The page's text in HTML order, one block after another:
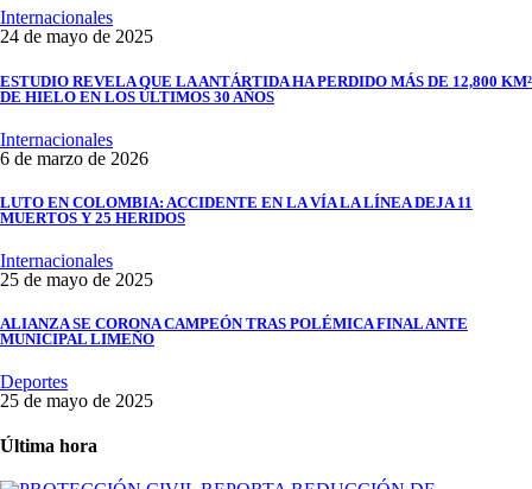
Internacionales
24 de mayo de 2025
ESTUDIO REVELA QUE LA ANTÁRTIDA HA PERDIDO MÁS DE 12,800 KM²
DE HIELO EN LOS ÚLTIMOS 30 AÑOS
Internacionales
6 de marzo de 2026
LUTO EN COLOMBIA: ACCIDENTE EN LA VÍA LA LÍNEA DEJA 11
MUERTOS Y 25 HERIDOS
Internacionales
25 de mayo de 2025
ALIANZA SE CORONA CAMPEÓN TRAS POLÉMICA FINAL ANTE
MUNICIPAL LIMEÑO
Deportes
25 de mayo de 2025
Última hora